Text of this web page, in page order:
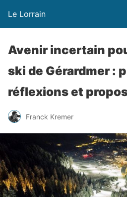
Le Lorrain
Avenir incertain
ski de Gérardmer :
réflexions et
Franck Kremer